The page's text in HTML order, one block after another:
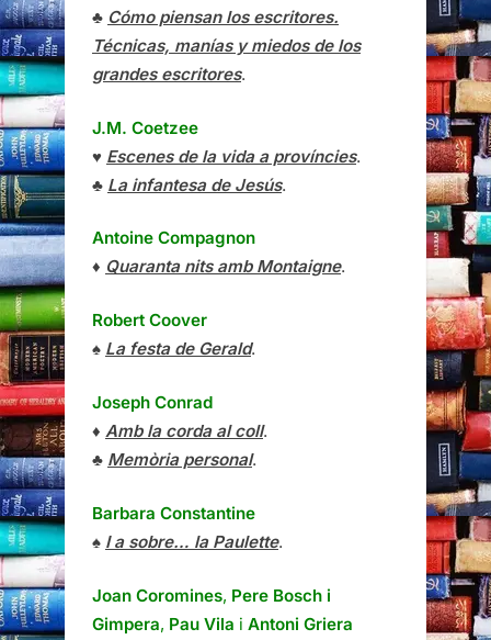
♣ Cómo piensan los escritores.
Técnicas, manías y miedos de los
grandes escritores.
J.M. Coetzee
♥ Escenes de la vida a províncies.
♣ La infantesa de Jesús.
Antoine Compagnon
♦ Quaranta nits amb Montaigne.
Robert Coover
♠ La festa de Gerald.
Joseph Conrad
♦ Amb la corda al coll.
♣ Memòria personal.
Barbara Constantine
♠ I a sobre… la Paulette.
Joan Coromines, Pere Bosch i
Gimpera, Pau Vila i Antoni Griera